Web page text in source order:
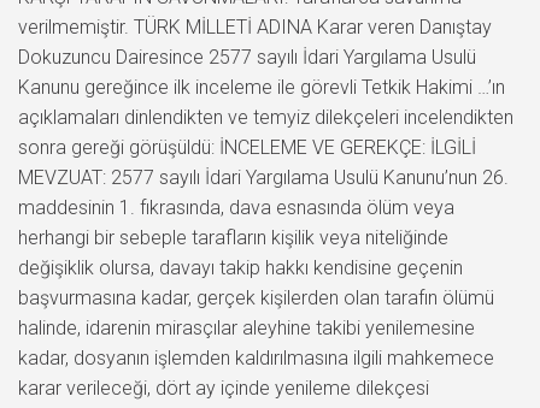
verilmemiştir. TÜRK MİLLETİ ADINA Karar veren Danıştay
Dokuzuncu Dairesince 2577 sayılı İdari Yargılama Usulü
Kanunu gereğince ilk inceleme ile görevli Tetkik Hakimi …’ın
açıklamaları dinlendikten ve temyiz dilekçeleri incelendikten
sonra gereği görüşüldü: İNCELEME VE GEREKÇE: İLGİLİ
MEVZUAT: 2577 sayılı İdari Yargılama Usulü Kanunu’nun 26.
maddesinin 1. fıkrasında, dava esnasında ölüm veya
herhangi bir sebeple tarafların kişilik veya niteliğinde
değişiklik olursa, davayı takip hakkı kendisine geçenin
başvurmasına kadar, gerçek kişilerden olan tarafın ölümü
halinde, idarenin mirasçılar aleyhine takibi yenilemesine
kadar, dosyanın işlemden kaldırılmasına ilgili mahkemece
karar verileceği, dört ay içinde yenileme dilekçesi